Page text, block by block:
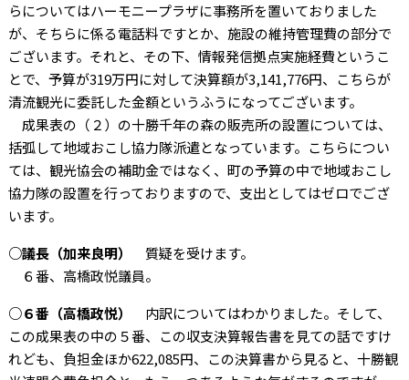
らについてはハーモニープラザに事務所を置いておりました
が、そちらに係る電話料ですとか、施設の維持管理費の部分で
ございます。それと、その下、情報発信拠点実施経費というこ
とで、予算が319万円に対して決算額が3,141,776円、こちらが
清流観光に委託した金額というふうになってございます。
成果表の（２）の十勝千年の森の販売所の設置については、
括弧して地域おこし協力隊派遣となっています。こちらについ
ては、観光協会の補助金ではなく、町の予算の中で地域おこし
協力隊の設置を行っておりますので、支出としてはゼロでござ
います。
○議長（加来良明）
質疑を受けます。
６番、高橋政悦議員。
○６番（高橋政悦）
内訳についてはわかりました。そして、
この成果表の中の５番、この収支決算報告書を見ての話ですけ
れども、負担金ほか622,085円、この決算書から見ると、十勝観